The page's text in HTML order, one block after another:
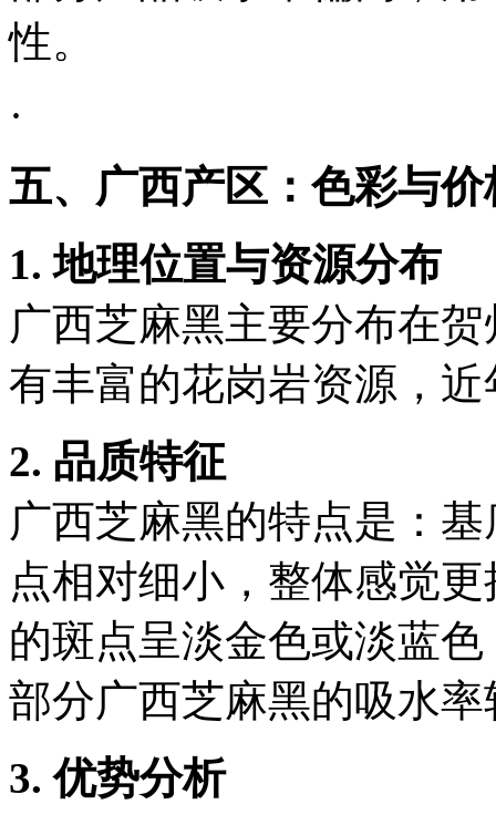
性。
·
五、广西产区：色彩与
1. 地理位置与资源分布
广西芝麻黑主要分布在
有丰富的花岗岩资源，
2. 品质特征
广西芝麻黑的特点是：
点相对细小，整体感觉更
的斑点呈淡金色或淡蓝
部分广西芝麻黑的吸水
3. 优势分析